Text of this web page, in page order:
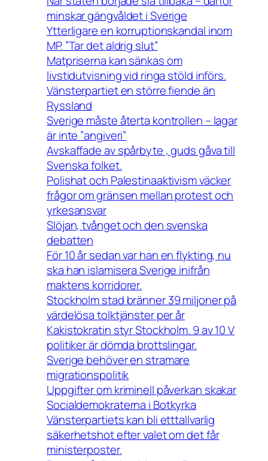
minskar gängvåldet i Sverige
Ytterligare en korruptionskandal inom
MP. ”Tar det aldrig slut”
Matpriserna kan sänkas om
livstidutvisning vid ringa stöld införs.
Vänsterpartiet en större fiende än
Ryssland
Sverige måste återta kontrollen – lagar
är inte ”angiveri”
Avskaffade av spårbyte , guds gåva till
Svenska folket.
Polishat och Palestinaaktivism väcker
frågor om gränsen mellan protest och
yrkesansvar
Slöjan, tvånget och den svenska
debatten
För 10 år sedan var han en flykting, nu
ska han islamisera Sverige inifrån
maktens korridorer.
Stockholm stad bränner 39 miljoner på
värdelösa tolktjänster per år
Kakistokratin styr Stockholm. 9 av 10 V
politiker är dömda brottslingar.
Sverige behöver en stramare
migrationspolitik
Uppgifter om kriminell påverkan skakar
Socialdemokraterna i Botkyrka
Vänsterpartiets kan bli etttallvarlig
säkerhetshot efter valet om det får
ministerposter.